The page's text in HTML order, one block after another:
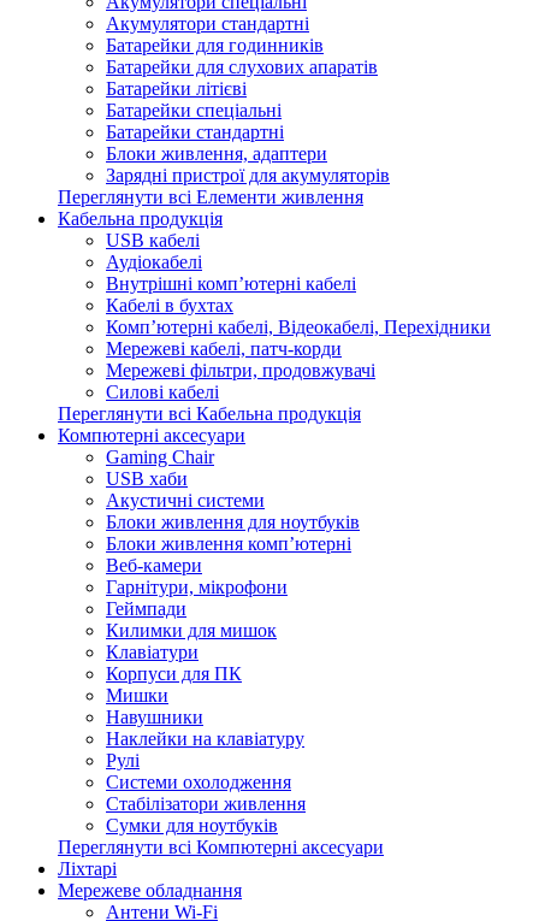
Акумулятори стандартні
Батарейки для годинників
Батарейки для слухових апаратів
Батарейки літієві
Батарейки спеціальні
Батарейки стандартні
Блоки живлення, адаптери
Зарядні пристрої для акумуляторів
Переглянути всі Елементи живлення
Кабельна продукція
USB кабелі
Аудіокабелі
Внутрішні комп’ютерні кабелі
Кабелі в бухтах
Комп’ютерні кабелі, Відеокабелі, Перехідники
Мережеві кабелі, патч-корди
Мережеві фільтри, продовжувачі
Силові кабелі
Переглянути всі Кабельна продукція
Компютерні аксесуари
Gaming Chair
USB хаби
Акустичні системи
Блоки живлення для ноутбуків
Блоки живлення комп’ютерні
Веб-камери
Гарнітури, мікрофони
Геймпади
Килимки для мишок
Клавіатури
Корпуси для ПК
Мишки
Навушники
Наклейки на клавіатуру
Рулі
Системи охолодження
Стабілізатори живлення
Сумки для ноутбуків
Переглянути всі Компютерні аксесуари
Ліхтарі
Мережеве обладнання
Антени Wi-Fi